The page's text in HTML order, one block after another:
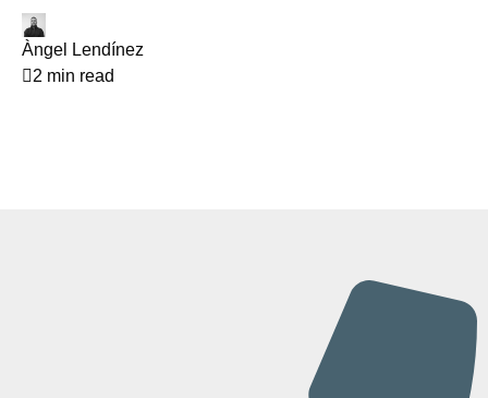
Àngel Lendínez
2 min read